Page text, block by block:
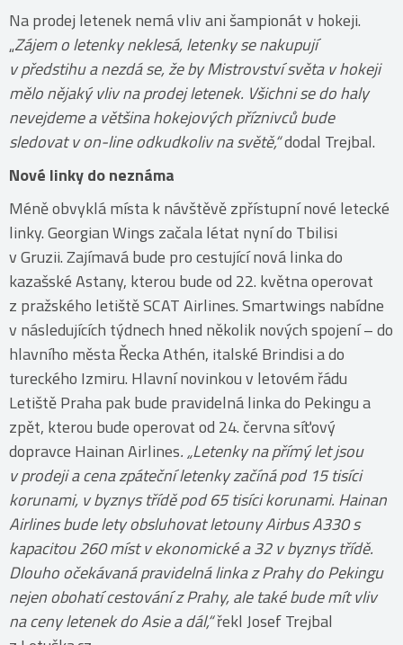
Na prodej letenek nemá vliv ani šampionát v hokeji.
„Zájem o letenky neklesá, letenky se nakupují
v předstihu a nezdá se, že by Mistrovství světa v hokeji
mělo nějaký vliv na prodej letenek. Všichni se do haly
nevejdeme a většina hokejových příznivců bude
sledovat v on-line odkudkoliv na světě,“dodal Trejbal.
Nové linky do neznáma
Méně obvyklá místa k návštěvě zpřístupní nové letecké
linky. Georgian Wings začala létat nyní do Tbilisi
v Gruzii. Zajímavá bude pro cestující nová linka do
kazašské Astany, kterou bude od 22. května operovat
z pražského letiště SCAT Airlines. Smartwings nabídne
v následujících týdnech hned několik nových spojení – do
hlavního města Řecka Athén, italské Brindisi a do
tureckého Izmiru. Hlavní novinkou v letovém řádu
Letiště Praha pak bude pravidelná linka do Pekingu a
zpět, kterou bude operovat od 24. června síťový
dopravce Hainan Airlines. „Letenky na přímý let jsou
v prodeji a cena zpáteční letenky začíná pod 15 tisíci
korunami, v byznys třídě pod 65 tisíci korunami. Hainan
Airlines bude lety obsluhovat letouny Airbus A330 s
kapacitou 260 míst v ekonomické a 32 v byznys třídě.
Dlouho očekávaná pravidelná linka z Prahy do Pekingu
nejen obohatí cestování z Prahy, ale také bude mít vliv
na ceny letenek do Asie a dál,“řekl Josef Trejbal